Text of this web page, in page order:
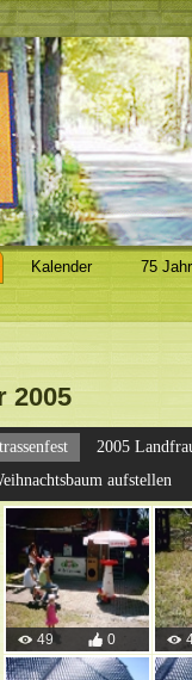
Kalender
75
2005
2005
aufstellen
49 0